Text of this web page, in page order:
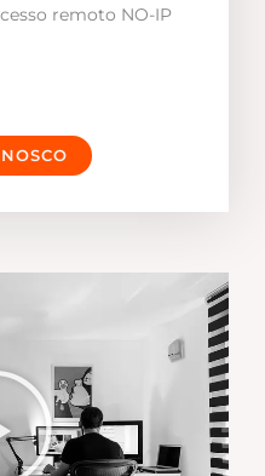
remoto NO-IP